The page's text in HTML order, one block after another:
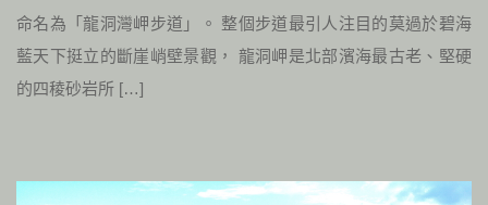
命名為「龍洞灣岬步道」。 整個步道最引人注目的莫過於碧海
藍天下挺立的斷崖峭壁景觀， 龍洞岬是北部濱海最古老、堅硬
的四稜砂岩所 […]